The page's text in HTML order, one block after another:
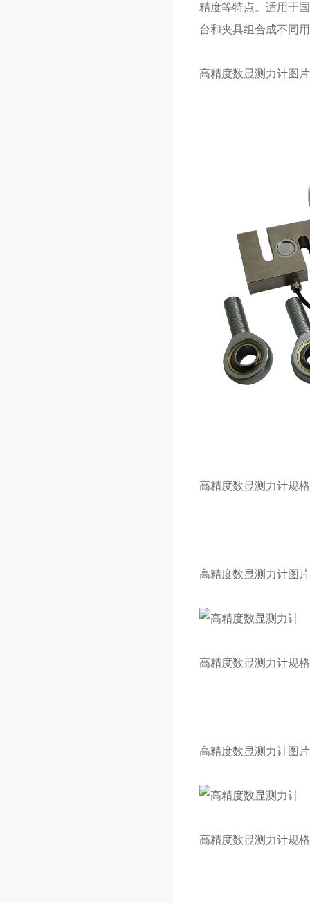
精度等特点。适用于
台和夹具组合成不同
高精度数显测力计图片
高精度数显测力计规
高精度数显测力计图片
高精度数显测力计规
高精度数显测力计图片
高精度数显测力计规